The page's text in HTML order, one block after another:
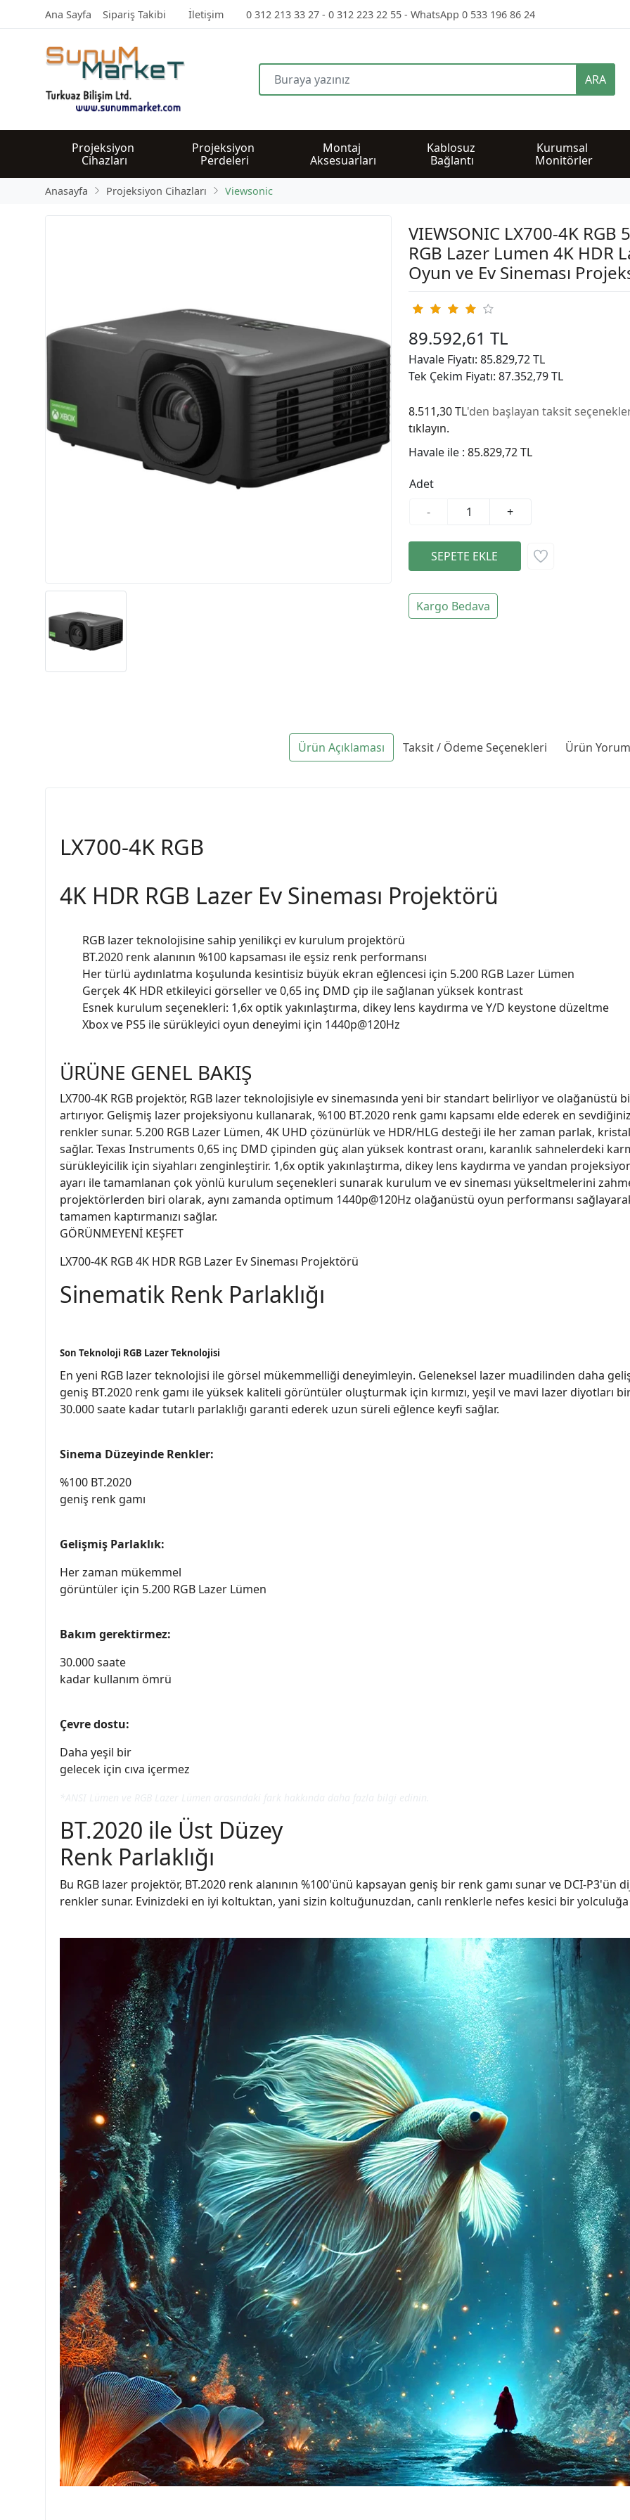
Ana Sayfa Sipariş Takibi İletişim 0 312 213 33 27 - 0 312 223 22 55 - WhatsApp 0 533 196 86 24
ARA
Projeksiyon
Cihazları
Projeksiyon
Perdeleri
Montaj
Aksesuarları
Kablosuz
Bağlantı
Kurumsal
Monitörler
Anasayfa Projeksiyon Cihazları Viewsonic
VIEWSONIC LX700-4K RGB
RGB Lazer Lumen 4K HDR
Oyun ve Ev Sineması
89.592,61 TL
Havale Fiyatı: 85.829,72 TL
Tek Çekim Fiyatı: 87.352,79 TL
8.511,30 TL'den başlayan taksit
tıklayın.
Havale ile : 85.829,72 TL
Adet
-
+
Kargo Bedava
Ürün Açıklaması Taksit / Ödeme Seçenekleri Ürün
LX700-4K RGB
4K HDR RGB Lazer Ev Sineması Projektörü
RGB lazer teknolojisine sahip yenilikçi ev kurulum projektörü
BT.2020 renk alanının %100 kapsaması ile eşsiz renk performansı
Her türlü aydınlatma koşulunda kesintisiz büyük ekran eğlencesi için 5.200 RGB Lazer Lümen
Gerçek 4K HDR etkileyici görseller ve 0,65 inç DMD çip ile sağlanan yüksek kontrast
Esnek kurulum seçenekleri: 1,6x optik yakınlaştırma, dikey lens kaydırma ve Y/D keystone düzeltme
Xbox ve PS5 ile sürükleyici oyun deneyimi için 1440p@120Hz
ÜRÜNE GENEL BAKIŞ
LX700-4K RGB projektör, RGB lazer teknolojisiyle ev sinemasında yeni bir standart belirliyor ve
artırıyor. Gelişmiş lazer projeksiyonu kullanarak, %100 BT.2020 renk gamı kapsamı elde ederek en
renkler sunar. 5.200 RGB Lazer Lümen, 4K UHD çözünürlük ve HDR/HLG desteği ile her zaman parlak,
sağlar. Texas Instruments 0,65 inç DMD çipinden güç alan yüksek kontrast oranı, karanlık sahnelerdeki
sürükleyicilik için siyahları zenginleştirir. 1,6x optik yakınlaştırma, dikey lens kaydırma ve yandan
ayarı ile tamamlanan çok yönlü kurulum seçenekleri sunarak kurulum ve ev sineması yükseltmelerini
projektörlerden biri olarak, aynı zamanda optimum 1440p@120Hz olağanüstü oyun performansı
tamamen kaptırmanızı sağlar.
GÖRÜNMEYENİ KEŞFET
LX700-4K RGB 4K HDR RGB Lazer Ev Sineması Projektörü
Sinematik Renk Parlaklığı
Son Teknoloji RGB Lazer Teknolojisi
En yeni RGB lazer teknolojisi ile görsel mükemmelliği deneyimleyin. Geleneksel lazer muadilinden daha
geniş BT.2020 renk gamı ile yüksek kaliteli görüntüler oluşturmak için kırmızı, yeşil ve mavi lazer diyotları
30.000 saate kadar tutarlı parlaklığı garanti ederek uzun süreli eğlence keyfi sağlar.
Sinema Düzeyinde Renkler:
%100 BT.2020
geniş renk gamı
Gelişmiş Parlaklık:
Her zaman mükemmel
görüntüler için 5.200 RGB Lazer Lümen
Bakım gerektirmez:
30.000 saate
kadar kullanım ömrü
Çevre dostu:
Daha yeşil bir
gelecek için cıva içermez
BT.2020 ile Üst Düzey
Renk Parlaklığı
Bu RGB lazer projektör, BT.2020 renk alanının %100'ünü kapsayan geniş bir renk gamı sunar ve DCI-P3'ün
renkler sunar. Evinizdeki en iyi koltuktan, yani sizin koltuğunuzdan, canlı renklerle nefes kesici bir yolculuğa